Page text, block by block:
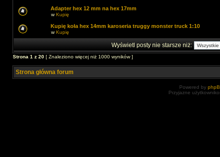
Adapter hex 12 mm na hex 17mm
wKupię
Kupię koła hex 14mm karoseria truggy monster truck 1:10
wKupię
Wyświetl posty nie starsze niż:
Strona 1 z 20 [ Znaleziono więcej niż 1000 wyników ]
Strona główna forum
Powered by
Przyjazne